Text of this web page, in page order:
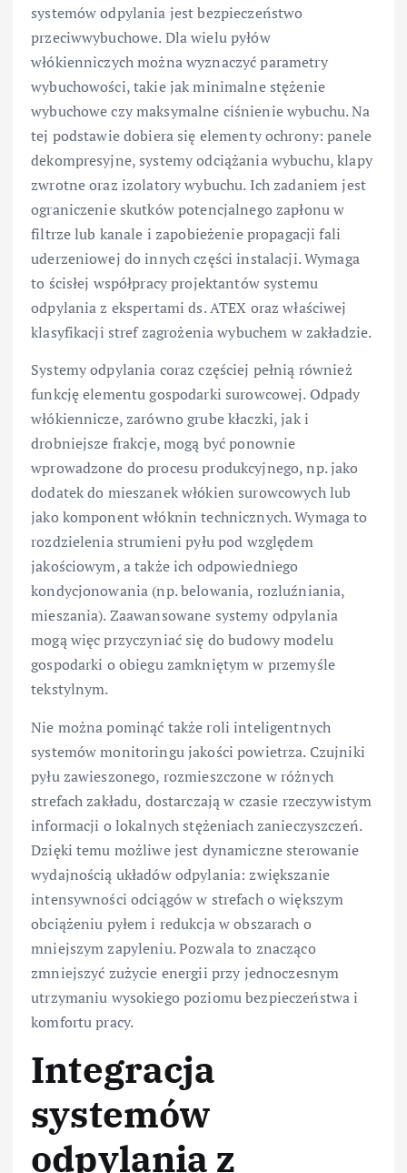
systemów odpylania jest bezpieczeństwo
przeciwwybuchowe. Dla wielu pyłów
włókienniczych można wyznaczyć parametry
wybuchowości, takie jak minimalne stężenie
wybuchowe czy maksymalne ciśnienie wybuchu. Na
tej podstawie dobiera się elementy ochrony: panele
dekompresyjne, systemy odciążania wybuchu, klapy
zwrotne oraz izolatory wybuchu. Ich zadaniem jest
ograniczenie skutków potencjalnego zapłonu w
filtrze lub kanale i zapobieżenie propagacji fali
uderzeniowej do innych części instalacji. Wymaga
to ścisłej współpracy projektantów systemu
odpylania z ekspertami ds. ATEX oraz właściwej
klasyfikacji stref zagrożenia wybuchem w zakładzie.
Systemy odpylania coraz częściej pełnią również
funkcję elementu gospodarki surowcowej. Odpady
włókiennicze, zarówno grube kłaczki, jak i
drobniejsze frakcje, mogą być ponownie
wprowadzone do procesu produkcyjnego, np. jako
dodatek do mieszanek włókien surowcowych lub
jako komponent włóknin technicznych. Wymaga to
rozdzielenia strumieni pyłu pod względem
jakościowym, a także ich odpowiedniego
kondycjonowania (np. belowania, rozluźniania,
mieszania). Zaawansowane systemy odpylania
mogą więc przyczyniać się do budowy modelu
gospodarki o obiegu zamkniętym w przemyśle
tekstylnym.
Nie można pominąć także roli inteligentnych
systemów monitoringu jakości powietrza. Czujniki
pyłu zawieszonego, rozmieszczone w różnych
strefach zakładu, dostarczają w czasie rzeczywistym
informacji o lokalnych stężeniach zanieczyszczeń.
Dzięki temu możliwe jest dynamiczne sterowanie
wydajnością układów odpylania: zwiększanie
intensywności odciągów w strefach o większym
obciążeniu pyłem i redukcja w obszarach o
mniejszym zapyleniu. Pozwala to znacząco
zmniejszyć zużycie energii przy jednoczesnym
utrzymaniu wysokiego poziomu bezpieczeństwa i
komfortu pracy.
Integracja
systemów
odpylania z